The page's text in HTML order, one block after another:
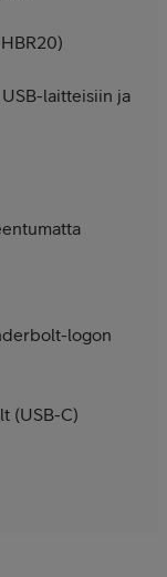
laitteisiin ja
logon
(USB-C)